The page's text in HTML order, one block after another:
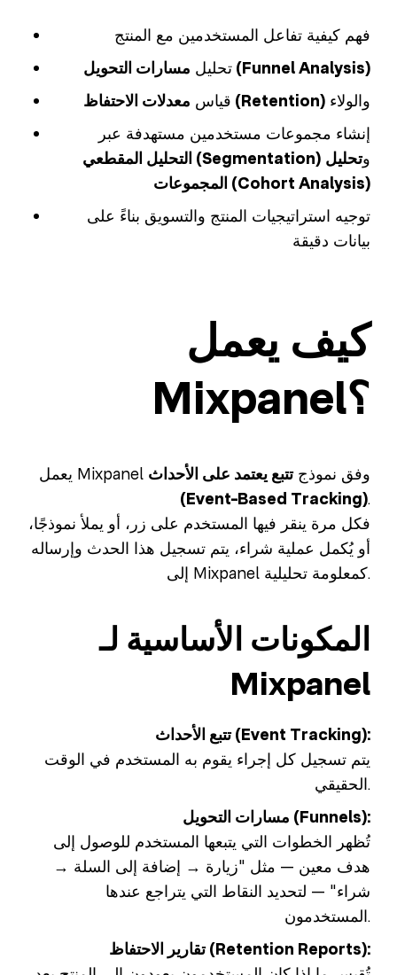
فهم كيفية تفاعل المستخدمين مع المنتج
تحليل مسارات التحويل (Funnel Analysis)
قياس معدلات الاحتفاظ (Retention) والولاء
إنشاء مجموعات مستخدمين مستهدفة عبر
التحليل المقطعي (Segmentation) وتحليل
المجموعات (Cohort Analysis)
توجيه استراتيجيات المنتج والتسويق بناءً على
بيانات دقيقة
كيف يعمل
Mixpanel؟
يعمل Mixpanel وفق نموذجتتبع يعتمد على الأحداث
(Event-Based Tracking).
فكل مرة ينقر فيها المستخدم على زر، أو يملأ نموذجًا،
أو يُكمل عملية شراء، يتم تسجيل هذا الحدث وإرساله
إلى Mixpanel كمعلومة تحليلية.
المكونات الأساسية لـ
Mixpanel
تتبع الأحداث (Event Tracking):
يتم تسجيل كل إجراء يقوم به المستخدم في الوقت
الحقيقي.
مسارات التحويل (Funnels):
تُظهر الخطوات التي يتبعها المستخدم للوصول إلى
هدف معين — مثل "زيارة → إضافة إلى السلة →
شراء" — لتحديد النقاط التي يتراجع عندها
المستخدمون.
تقارير الاحتفاظ (Retention Reports):